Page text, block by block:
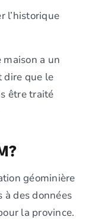
l’historique
maison a un
dire que le
être traité
géominière
à des données
la province.